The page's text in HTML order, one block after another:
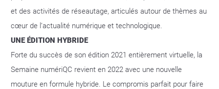
et des activités de réseautage, articulés autour de thèmes au
cœur de l’actualité numérique et technologique.
UNE ÉDITION HYBRIDE
Forte du succès de son édition 2021 entièrement virtuelle, la
Semaine numériQC revient en 2022 avec une nouvelle
mouture en formule hybride. Le compromis parfait pour faire